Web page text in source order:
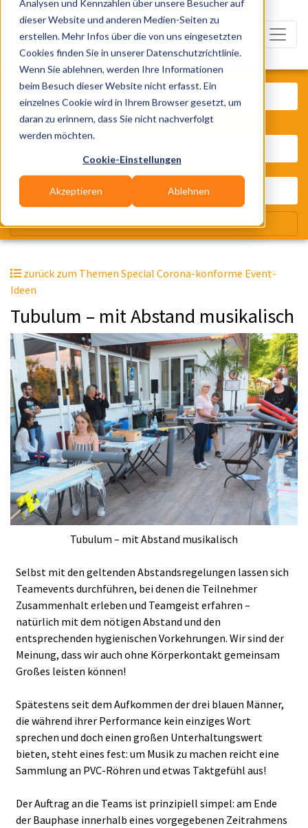
Analysen und Kennzahlen über unsere Besucher auf
dieser Website und anderen Medien-Seiten zu
erstellen. Mehr Infos über die von uns eingesetzten
Cookies finden Sie in unserer Datenschutzrichtlinie.
Wenn Sie ablehnen, werden Ihre Informationen
beim Besuch dieser Website nicht erfasst. Ein
einzelnes Cookie wird in Ihrem Browser gesetzt, um
daran zu erinnern, dass Sie nicht nachverfolgt
werden möchten.
Cookie-Einstellungen
Akzeptieren Ablehnen
zurück zum Themen Special Corona-konforme Event-
Ideen
Tubulum – mit Abstand musikalisch
Tubulum – mit Abstand musikalisch
Selbst mit den geltenden Abstandsregelungen lassen sich
Teamevents durchführen, bei denen die Teilnehmer
Zusammenhalt erleben und Teamgeist erfahren –
natürlich mit dem nötigen Abstand und den
entsprechenden hygienischen Vorkehrungen. Wir sind der
Meinung, dass wir auch ohne Körperkontakt gemeinsam
Großes leisten können!
Spätestens seit dem Aufkommen der drei blauen Männer,
die während ihrer Performance kein einziges Wort
sprechen und doch einen großen Unterhaltungswert
bieten, steht eines fest: um Musik zu machen reicht eine
Sammlung an PVC-Röhren und etwas Taktgefühl aus!
Der Auftrag an die Teams ist prinzipiell simpel: am Ende
der Bauphase innerhalb eines vorgegebenen Zeitrahmens
Was? Künstler, Zelte, Bands,
Wir suchen für Dich